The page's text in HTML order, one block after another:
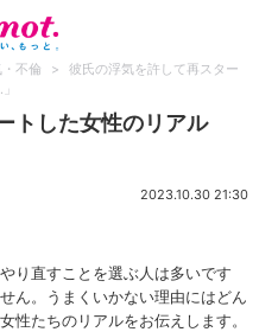
不倫 >
彼氏の浮気を許して再スター
トした女性のリアル
2023.10.30 21:30
り直すことを選ぶ人は多いです
ん。うまくいかない理由にはどん
性たちのリアルをお伝えします。